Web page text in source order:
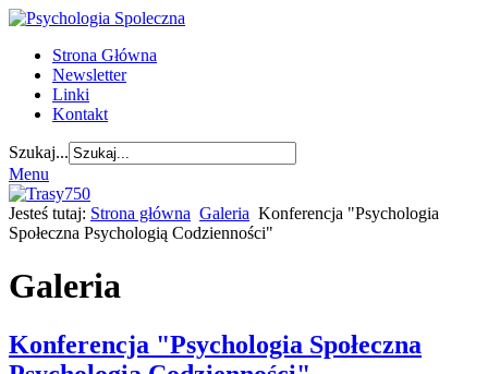
Strona Główna
Newsletter
Linki
Kontakt
Szukaj...
Menu
Jesteś tutaj: Strona główna Galeria Konferencja "Psychologia
Społeczna Psychologią Codzienności"
Galeria
Konferencja "Psychologia Społeczna